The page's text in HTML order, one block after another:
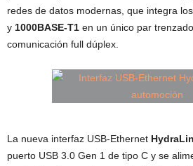
redes de datos modernas, que integra
y 1000BASE-T1 en un único par
comunicación full dúplex.
La nueva interfaz USB-Ethernet
puerto USB 3.0 Gen 1 de tipo C y se